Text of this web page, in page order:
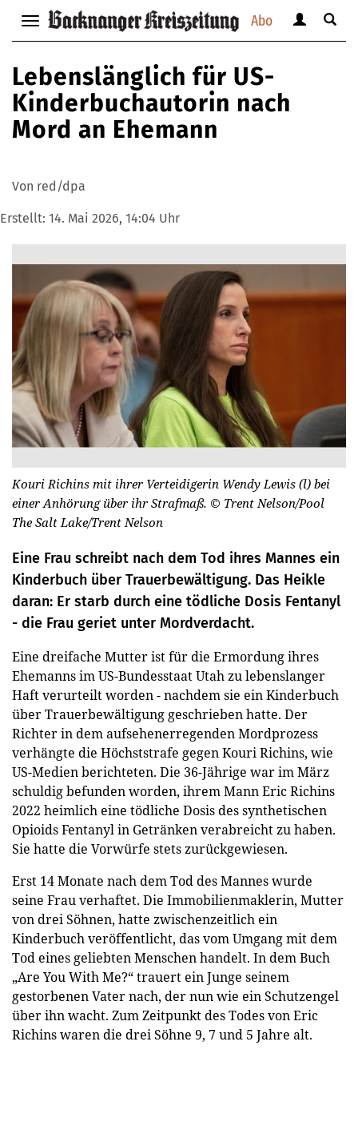
Abo
Navigation
anzeigen
verbergen
anzeigen
Suche
Lebenslänglich für US-
Kinderbuchautorin nach
Mord an Ehemann
Von red/dpa
Erstellt: 14. Mai 2026, 14:04 Uhr
Kouri Richins mit ihrer Verteidigerin Wendy Lewis (l) bei
einer Anhörung über ihr Strafmaß. © Trent Nelson/Pool
The Salt Lake/Trent Nelson
Eine Frau schreibt nach dem Tod ihres Mannes ein
Kinderbuch über Trauerbewältigung. Das Heikle
daran: Er starb durch eine tödliche Dosis Fentanyl
- die Frau geriet unter Mordverdacht.
Eine dreifache Mutter ist für die Ermordung ihres
Ehemanns im US-Bundesstaat Utah zu lebenslanger
Haft verurteilt worden - nachdem sie ein Kinderbuch
über Trauerbewältigung geschrieben hatte. Der
Richter in dem aufsehenerregenden Mordprozess
verhängte die Höchststrafe gegen Kouri Richins, wie
US-Medien berichteten. Die 36-Jährige war im März
schuldig befunden worden, ihrem Mann Eric Richins
2022 heimlich eine tödliche Dosis des synthetischen
Opioids Fentanyl in Getränken verabreicht zu haben.
Sie hatte die Vorwürfe stets zurückgewiesen.
Erst 14 Monate nach dem Tod des Mannes wurde
seine Frau verhaftet. Die Immobilienmaklerin, Mutter
von drei Söhnen, hatte zwischenzeitlich ein
Kinderbuch veröffentlicht, das vom Umgang mit dem
Tod eines geliebten Menschen handelt. In dem Buch
„Are You With Me?“ trauert ein Junge seinem
gestorbenen Vater nach, der nun wie ein Schutzengel
über ihn wacht. Zum Zeitpunkt des Todes von Eric
Richins waren die drei Söhne 9, 7 und 5 Jahre alt.